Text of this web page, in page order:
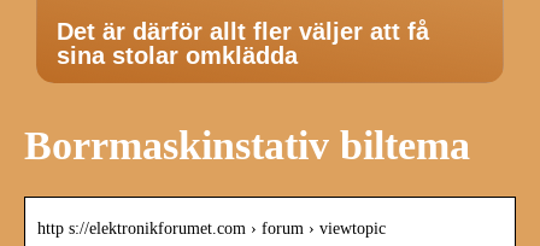
Det är därför allt fler väljer att få
sina stolar omklädda
Borrmaskinstativ biltema
http s://elektronikforumet.com › forum › viewtopic